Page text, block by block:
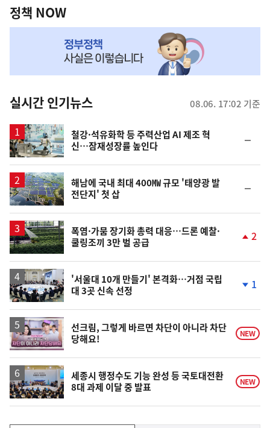
책
NOW,
뉴
스
정책 NOW
실시간 인기뉴스 08.06. 17:02 기준
철강·석유화학 등 주력산업 AI 제조 혁
신…잠재성장률 높인다
일
해남에 국내 최대 400㎿ 규모 '태양광 발
전단지' 첫 삽
일
폭염·가뭄 장기화 총력 대응…드론 예찰·
쿨링조끼 3만 벌 공급
상
2
'서울대 10개 만들기' 본격화…거점 국립
대 3곳 신속 선정
하
락
1
영
상
선크림, 그렇게 바르면 차단이 아니라 차단
당해요!
NEW
세종시 행정수도 기능 완성 등 국토대전환
8대 과제 이달 중 발표
NEW